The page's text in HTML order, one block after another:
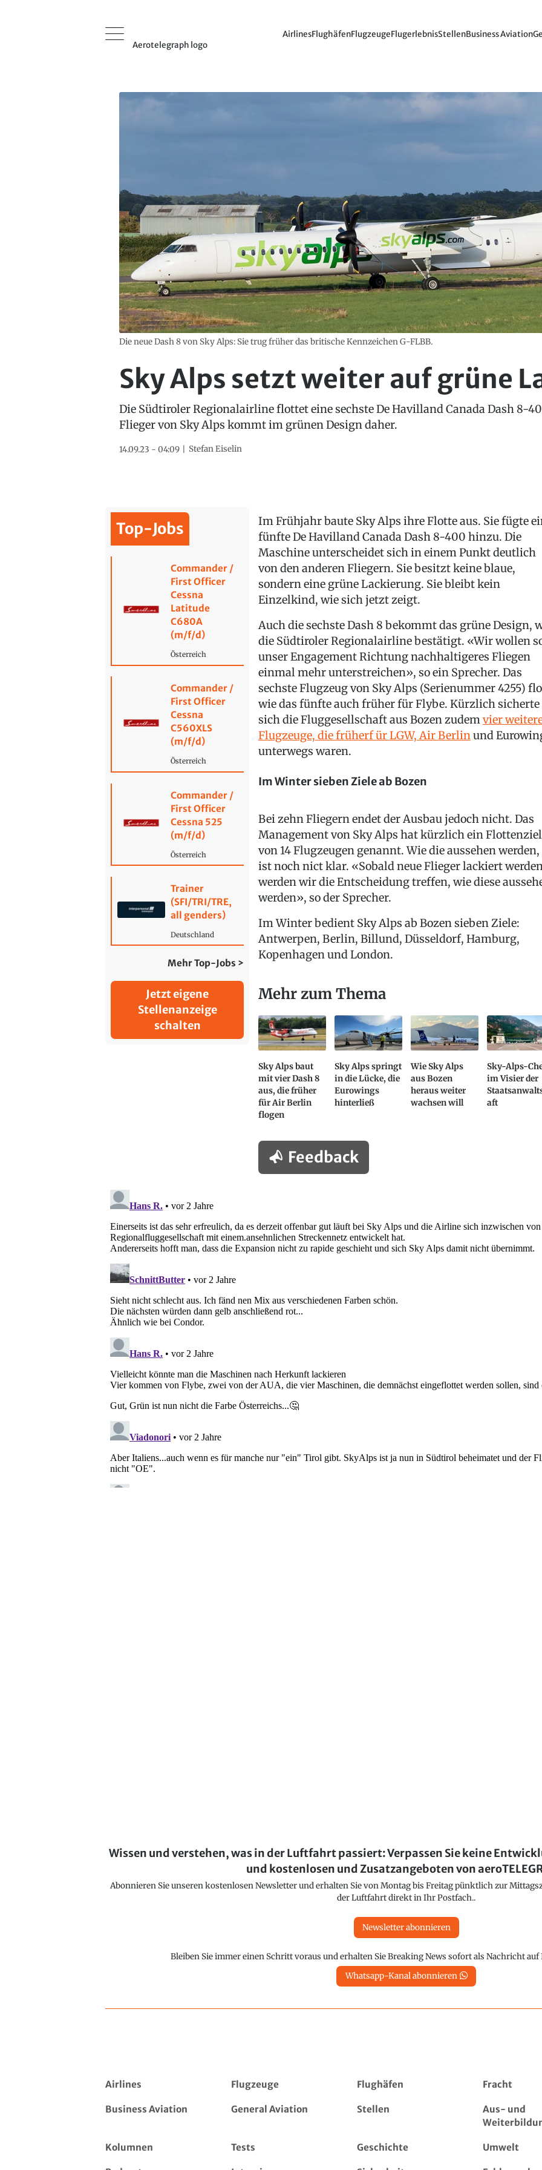
Aerotelegraph logo
AirlinesFlughäfenFlugzeugeFlugerlebnisStellenBusiness Aviation
Die neue Dash 8 von Sky Alps: Sie trug früher das britische Kennzeichen G-FLBB.
Sky Alps setzt weiter auf grüne
Die Südtiroler Regionalairline flottet eine sechste De Havilland Canada Dash 8-
Flieger von Sky Alps kommt im grünen Design daher.
14.09.23 - 04:09 Stefan Eiselin
Top-Jobs
Commander /
First Officer
Cessna
Latitude
C680A
(m/f/d)
Österreich
Commander /
First Officer
Cessna
C560XLS
(m/f/d)
Österreich
Commander /
First Officer
Cessna 525
(m/f/d)
Österreich
Trainer
(SFI/TRI/TRE,
all genders)
Deutschland
Mehr Top-Jobs >
Jetzt eigene
Stellenanzeige
schalten
Im Frühjahr baute Sky Alps ihre Flotte aus. Sie fügte
fünfte De Havilland Canada Dash 8-400 hinzu. Die
Maschine unterscheidet sich in einem Punkt deutlich
von den anderen Fliegern. Sie besitzt keine blaue,
sondern eine grüne Lackierung. Sie bleibt kein
Einzelkind, wie sich jetzt zeigt.
Auch die sechste Dash 8 bekommt das grüne Design,
die Südtiroler Regionalairline bestätigt. «Wir wollen
unser Engagement Richtung nachhaltigeres Fliegen
einmal mehr unterstreichen», so ein Sprecher. Das
sechste Flugzeug von Sky Alps (Serienummer 4255)
wie das fünfte auch früher für Flybe. Kürzlich sicherte
sich die Fluggesellschaft aus Bozen zudemvier
Flugzeuge, die früherf ür LGW, Air Berlinund
unterwegs waren.
Im Winter sieben Ziele ab Bozen
Bei zehn Fliegern endet der Ausbau jedoch nicht. Das
Management von Sky Alps hat kürzlich ein Flottenziel
von 14 Flugzeugen genannt. Wie die aussehen werden,
ist noch nict klar. «Sobald neue Flieger lackiert
werden wir die Entscheidung treffen, wie diese
werden», so der Sprecher.
Im Winter bedient Sky Alps ab Bozen sieben Ziele:
Antwerpen, Berlin, Billund, Düsseldorf, Hamburg,
Kopenhagen und London.
Mehr zum Thema
Sky Alps baut
mit vier Dash 8
aus, die früher
für Air Berlin
flogen
Sky Alps springt
in die Lücke, die
Eurowings
hinterließ
Wie Sky Alps
aus Bozen
heraus weiter
wachsen will
Sky-Alps-
im Visier der
aft
Feedback
Wissen und verstehen, was in der Luftfahrt passiert: Verpassen Sie keine
und kostenlosen und Zusatzangeboten von
Abonnieren Sie unseren kostenlosen Newsletter und erhalten Sie von Montag bis Freitag pünktlich zur
der Luftfahrt direkt in Ihr Postfach..
Newsletter abonnieren
Bleiben Sie immer einen Schritt voraus und erhalten Sie Breaking News sofort als Nachricht
Whatsapp-Kanal abonnieren
Airlines Flugzeuge Flughäfen Fracht
Business Aviation General Aviation Stellen
Aus- und
Kolumnen Tests Geschichte Umwelt